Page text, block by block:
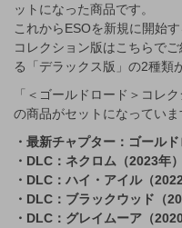
ットになった商品です。
これからESOを新規に開始
コレクション版はこちらで
る「デラックス版」の2種類
「＜ゴールドロード＞コレ
の商品がセットになっていま
・最新チャプター：ゴール
・DLC：ネクロム（2023年）
・DLC：ハイ・アイル（2022
・DLC：ブラックウッド（
・DLC：グレイムーア（2020